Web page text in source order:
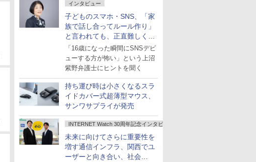
インタビュー
子どものスマホ・SNS、「家
族で話し合ってルール作り」
と言われても、正直難しくな
いですか？
「16歳になった瞬間にSNSデビ
ューする方が怖い」という上沼
紫野弁護士にヒントを聞く
持ち運び時は小さくなるスラ
イドカバー式超薄型マウス、
サンワサプライが発売
INTERNET Watch 30周年記念インタビュー
未来に向けてさらに重要性を
増す通信インフラ、関西でユ
ーザーと向き合い、社会